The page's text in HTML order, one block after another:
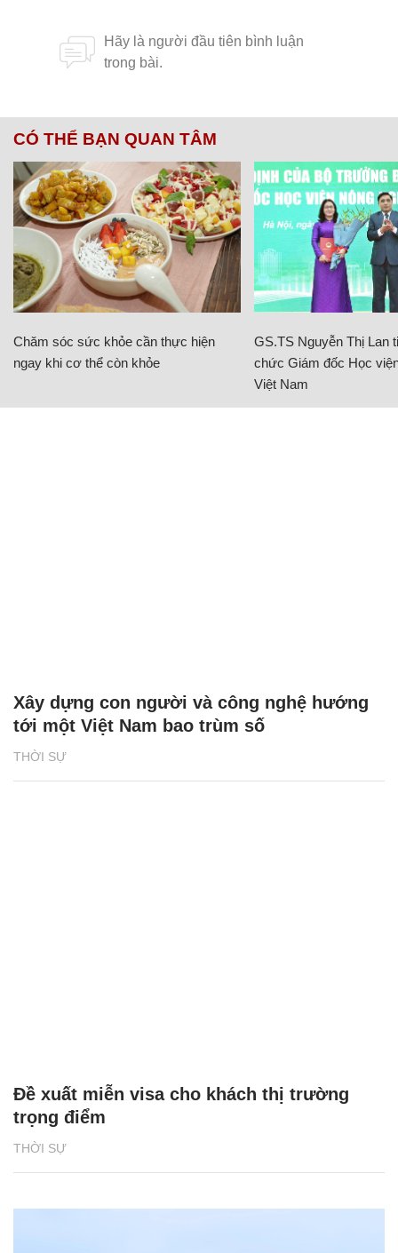
CÓ THỂ BẠN QUAN TÂM
Chăm sóc sức khỏe cần thực hiện
ngay khi cơ thể còn khỏe
GS.TS Nguyễn Thị Lan
chức Giám đốc Học
Việt Nam
THỜI SỰ
Xây dựng con người và công nghệ hướng
tới một Việt Nam bao trùm số
THỜI SỰ
Đề xuất miễn visa cho khách thị trường
trọng điểm